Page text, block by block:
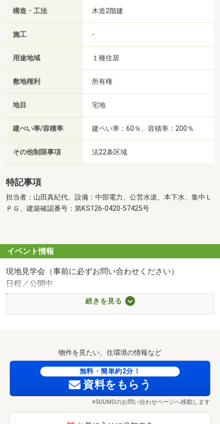
構造・工法 木造2階建
施工 -
用途地域 １種住居
敷地権利 所有権
地目 宅地
建ぺい率/容積率 建ペい率：60％、容積率：200％
その他制限事項 法22条区域
特記事項
担当者：山田真紀代、設備：中部電力、公営水道、本下水、集中Ｌ
ＰＧ、建築確認番号：第KS126-0420-57425号
イベント情報
現地見学会（事前に必ずお問い合わせください）
日程／公開中
時間／9:00～19:00
▼お電話でのご予約、ご質問・ご要望はこちらまで▼
事前にご予約頂いたお時間にスタッフが開錠します
お客様のご予定に合わせて
ごゆっくりとご見学いただくことができます♪
HPに載っていない物件もご案内可能です
お気軽にお問い合わせください♪
続きを見る
物件を見たい、住環境の情報など
無料・簡単約2分！
資料をもらう
※SUUMOのお問い合わせページへ移動します